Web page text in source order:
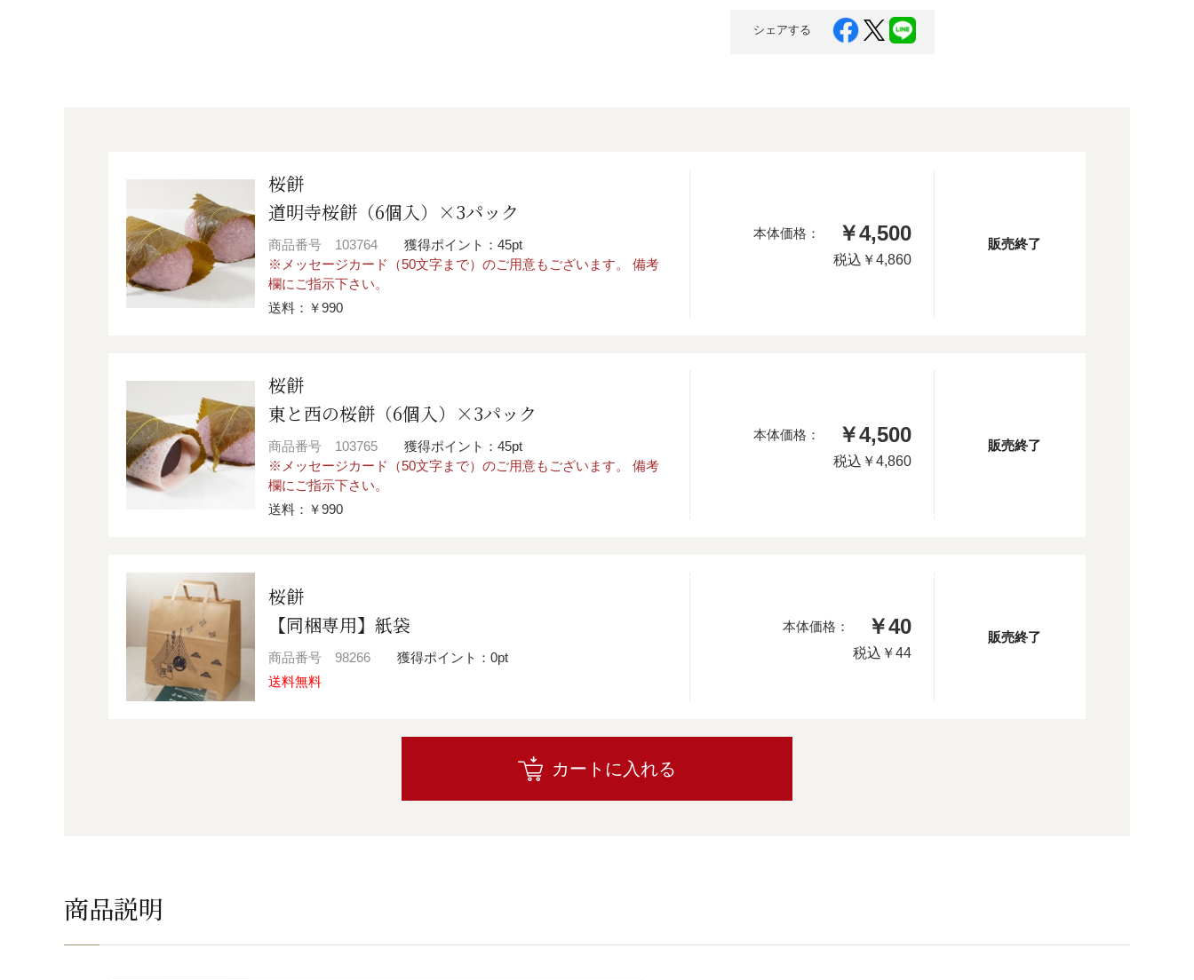
シェアする
桜餅
道明寺桜餅（6個入）×3パック
商品番号 103764
獲得ポイント：45pt
※メッセージカード（50文字まで）のご用意もございます。 備考
欄にご指示下さい。
送料：￥990
本体価格： ￥4,500
税込 ￥4,860
販売終了
桜餅
東と西の桜餅（6個入）×3パック
商品番号 103765
獲得ポイント：45pt
※メッセージカード（50文字まで）のご用意もございます。 備考
欄にご指示下さい。
送料：￥990
本体価格： ￥4,500
税込 ￥4,860
販売終了
桜餅
【同梱専用】紙袋
商品番号 98266
獲得ポイント：0pt
送料無料
本体価格： ￥40
税込 ￥44
販売終了
カートに入れる
商品説明